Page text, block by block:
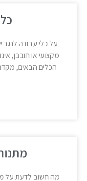
על כלי עבודה
מקצועי או חובבן,
הכלים הבאים,
מה חשוב לדעת על